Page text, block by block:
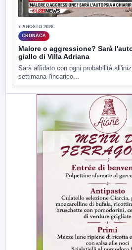
7 AGOSTO 2026
CRONACA
Malore o aggressione? Sarà
giallo di Villa Adriana
Sarà affidato con ogni probabilità
settimana l'incarico...